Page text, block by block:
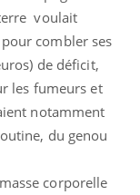
voulait
combler ses
de déficit,
les fumeurs et
notamment
du genou
corporelle